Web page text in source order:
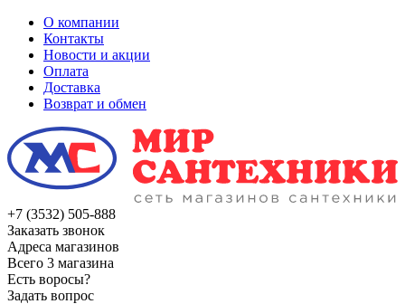
О компании
Контакты
Новости и акции
Оплата
Доставка
Возврат и обмен
+7 (3532) 505-888
Заказать звонок
Адреса магазинов
Всего 3 магазина
Есть воросы?
Задать вопрос